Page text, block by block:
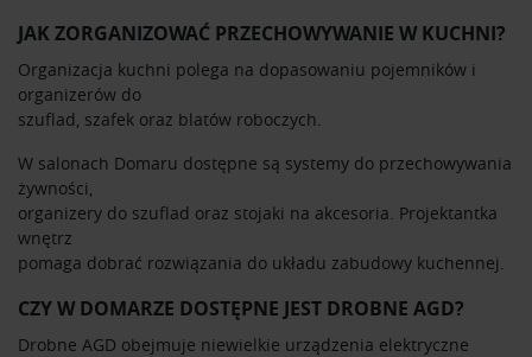
JAK ZORGANIZOWAĆ PRZECHOWYWANIE W KUCHNI?
Organizacja kuchni polega na dopasowaniu pojemników i
organizerów do
szuflad, szafek oraz blatów roboczych.
W salonach Domaru dostępne są systemy do przechowywania
żywności,
organizery do szuflad oraz stojaki na akcesoria. Projektantka
wnętrz
pomaga dobrać rozwiązania do układu zabudowy kuchennej.
CZY W DOMARZE DOSTĘPNE JEST DROBNE AGD?
Drobne AGD obejmuje niewielkie urządzenia elektryczne